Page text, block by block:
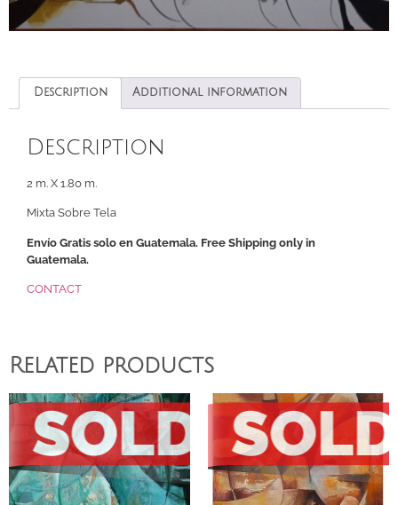
Description Additional information
Description
2 m. X 1.80 m.
Mixta Sobre Tela
Envío Gratis solo en Guatemala. Free Shipping only in
Guatemala.
CONTACT
Related products